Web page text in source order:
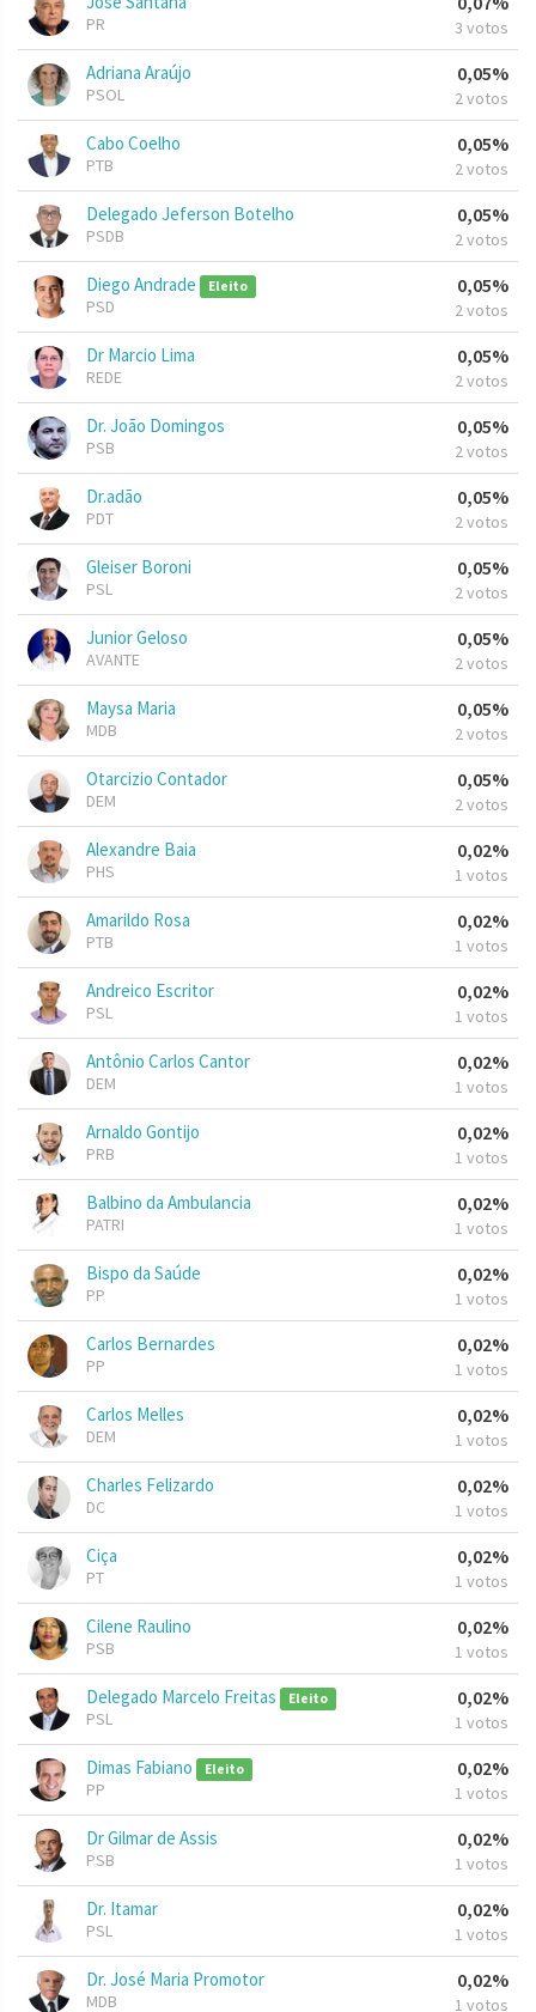
PR 3 votos
Adriana Araújo
PSOL
0,05%
2 votos
Cabo Coelho
PTB
0,05%
2 votos
Delegado Jeferson Botelho
PSDB
0,05%
2 votos
Diego Andrade Eleito
PSD
0,05%
2 votos
Dr Marcio Lima
REDE
0,05%
2 votos
Dr. João Domingos
PSB
0,05%
2 votos
Dr.adão
PDT
0,05%
2 votos
Gleiser Boroni
PSL
0,05%
2 votos
Junior Geloso
AVANTE
0,05%
2 votos
Maysa Maria
MDB
0,05%
2 votos
Otarcizio Contador
DEM
0,05%
2 votos
Alexandre Baia
PHS
0,02%
1 votos
Amarildo Rosa
PTB
0,02%
1 votos
Andreico Escritor
PSL
0,02%
1 votos
Antônio Carlos Cantor
DEM
0,02%
1 votos
Arnaldo Gontijo
PRB
0,02%
1 votos
Balbino da Ambulancia
PATRI
0,02%
1 votos
Bispo da Saúde
PP
0,02%
1 votos
Carlos Bernardes
PP
0,02%
1 votos
Carlos Melles
DEM
0,02%
1 votos
Charles Felizardo
DC
0,02%
1 votos
Ciça
PT
0,02%
1 votos
Cilene Raulino
PSB
0,02%
1 votos
Delegado Marcelo Freitas Eleito
PSL
0,02%
1 votos
Dimas Fabiano Eleito
PP
0,02%
1 votos
Dr Gilmar de Assis
PSB
0,02%
1 votos
Dr. Itamar
PSL
0,02%
1 votos
Dr. José Maria Promotor
MDB
0,02%
1 votos